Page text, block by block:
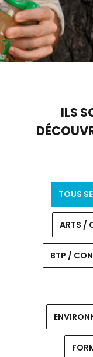
ILS
DÉ
TOUS
ARTS /
BTP /